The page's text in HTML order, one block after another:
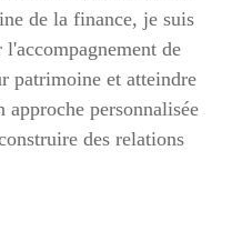
de la finance, je suis
l'accompagnement de
patrimoine et atteindre
personnalisée
des relations